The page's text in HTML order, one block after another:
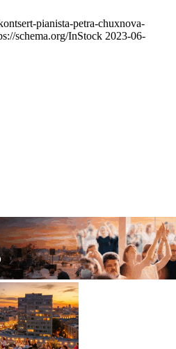
pianista-petra-chuxnova-
schema.org/InStock 2023-06-